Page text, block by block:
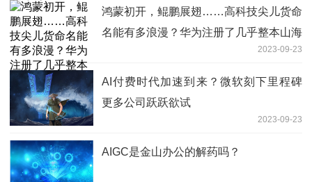
鸿蒙初开，鲲鹏展翅……高科技尖儿货命
名能有多浪漫？华为注册了几乎整本山海
2023-09-23
AI付费时代加速到来？微软刻下里程碑
更多公司跃跃欲试
2023-09-23
AIGC是金山办公的解药吗？